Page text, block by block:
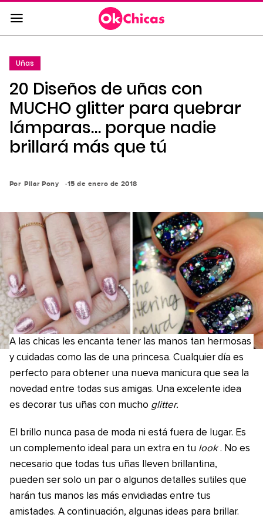
Saltar
al
contenido
a
la
navegación
principal
Uñas
20 Diseños de uñas con
MUCHO glitter para quebrar
lámparas… porque nadie
brillará más que tú
Por Pilar Pony 15 de enero de 2018
A las chicas les encanta tener las manos tan hermosas
y cuidadas como las de una princesa. Cualquier día es
perfecto para obtener una nueva manicura que sea la
novedad entre todas sus amigas. Una excelente idea
es decorar tus uñas con mucho glitter.
El brillo nunca pasa de moda ni está fuera de lugar. Es
un complemento ideal para un extra en tu look . No es
necesario que todas tus uñas lleven brillantina,
pueden ser solo un par o algunos detalles sutiles que
harán tus manos las más envidiadas entre tus
amistades. A continuación, algunas ideas para brillar.